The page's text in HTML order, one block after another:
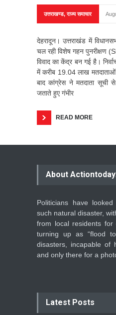
उत्तराखण्ड,राज्य समाचार
देहरादून। उत्तराखंड में
चल रही विशेष गहन पुनरीक्षण
विवाद का केंद्र बन गई है।
में करीब 19.04 लाख मतदाताओं
बाद कांग्रेस ने मतदाता सूची
जताते हुए गंभीर
READ MORE
About
Politicians have
such natural disaster,
from local residents
turning up as “flood
disasters, incapable of
and only there for a
Latest Posts